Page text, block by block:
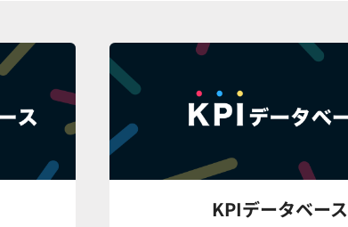
KPIデータベース